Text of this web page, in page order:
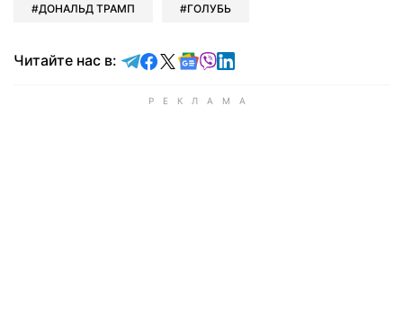
ДОНАЛЬД ТРАМП ГОЛУБЬ
Читайте нас в: Читайте в Telegram
Читайте в Facebook
Читайте в X
Читайте в Google news
Читайте в Viber
Читайте в LinkedIn